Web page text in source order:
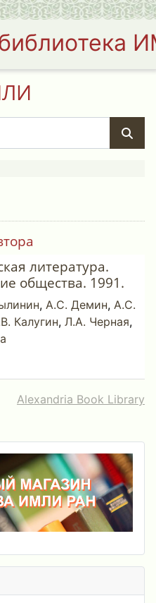
литература.
общества. 1991.
, А.С. Демин, А.С.
Калугин, Л.А. Черная,
Alexandria Book Library